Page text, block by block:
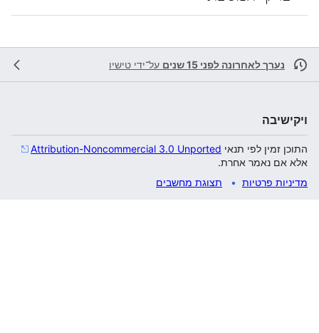
נערך לאחרונה לפני 15 שנים על־ידי טישיו
ויקישיבה
התוכן זמין לפי תנאי Attribution-Noncommercial 3.0 Unported
אלא אם נאמר אחרת.
מדיניות פרטיות
תצוגת מחשבים